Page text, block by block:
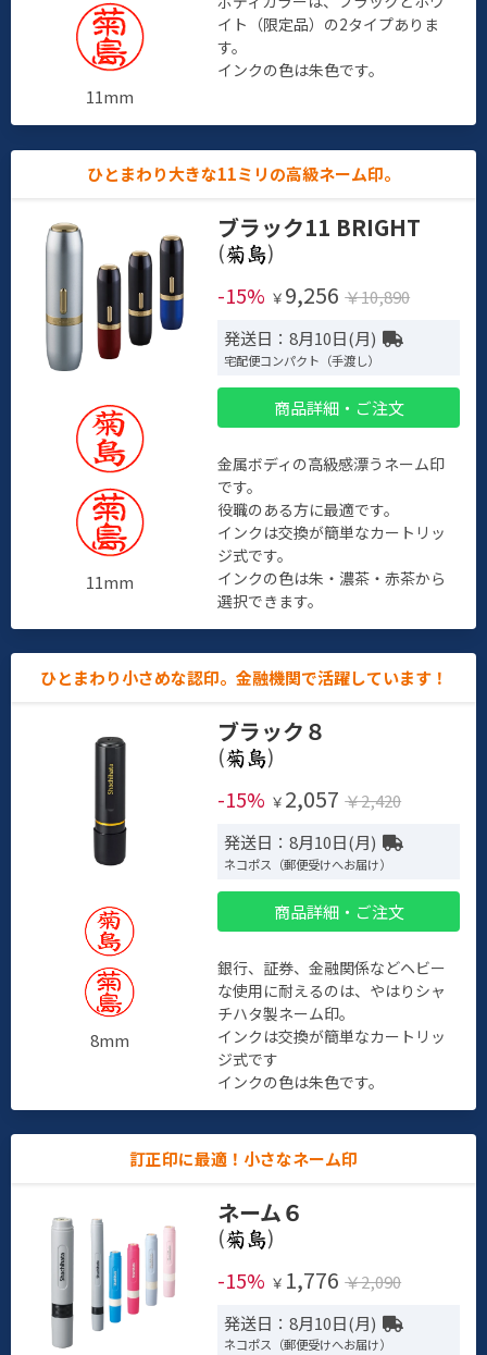
11mm
イト（限定品）の2タイプありま
す。
インクの色は朱色です。
ひとまわり大きな11ミリの高級ネーム印。
11mm
ブラック11 BRIGHT
(
)
-15% ￥ 9,256 ￥10,890
発送日：8月10日(月)
宅配便コンパクト（手渡し）
商品詳細・ご注文
金属ボディの高級感漂うネーム印
です。
役職のある方に最適です。
インクは交換が簡単なカートリッ
ジ式です。
インクの色は朱・濃茶・赤茶から
選択できます。
ひとまわり小さめな認印。金融機関で活躍しています！
8mm
ブラック８
(
)
-15% ￥ 2,057 ￥2,420
発送日：8月10日(月)
ネコポス（郵便受けへお届け）
商品詳細・ご注文
銀行、証券、金融関係などヘビー
な使用に耐えるのは、やはりシャ
チハタ製ネーム印。
インクは交換が簡単なカートリッ
ジ式です
インクの色は朱色です。
訂正印に最適！小さなネーム印
ネーム６
(
)
-15% ￥ 1,776 ￥2,090
発送日：8月10日(月)
ネコポス（郵便受けへお届け）